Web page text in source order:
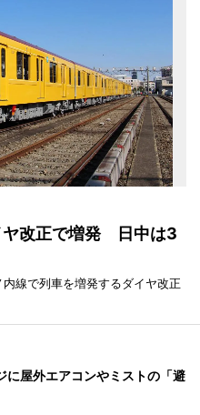
ヤ改正で増発 日中は3
線で列車を増発するダイヤ改正
に屋外エアコンやミストの「避